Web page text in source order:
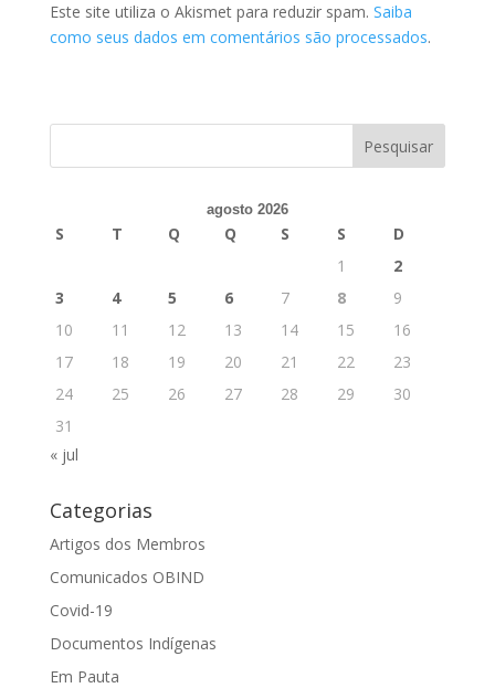
Este site utiliza o Akismet para reduzir spam. Saiba
como seus dados em comentários são processados.
agosto 2026
S T Q Q S S
D
1
2
3
4 5 6 7 8
9
10
11 12 13 14 15
16
17
18 19 20 21 22
23
24
25 26 27 28 29
30
31
« jul
Categorias
Artigos dos Membros
Comunicados OBIND
Covid-19
Documentos Indígenas
Em Pauta